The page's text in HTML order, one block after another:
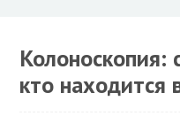
Колоноскопия:
кто находится